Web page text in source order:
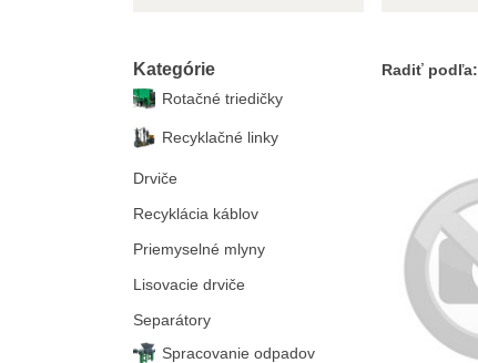
Radiť podľa:
Kategórie
Rotačné triedičky
Recyklačné linky
Drviče
Recyklácia káblov
Priemyselné mlyny
Lisovacie drviče
Separátory
Spracovanie odpadov